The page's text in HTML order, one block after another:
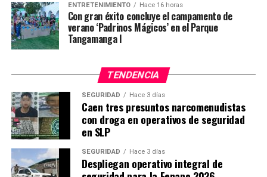
ENTRETENIMIENTO Hace 16 horas
Con gran éxito concluye el campamento de
verano ‘Padrinos Mágicos’ en el Parque
Tangamanga I
TENDENCIA
SEGURIDAD Hace 3 días
Caen tres presuntos narcomenudistas
con droga en operativos de seguridad
en SLP
SEGURIDAD Hace 3 días
Despliegan operativo integral de